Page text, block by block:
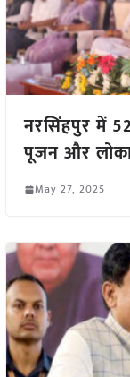
नरसिंहपुर में
पूजन और
May 27, 2025